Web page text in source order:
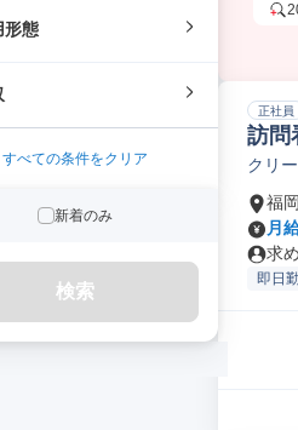
形態
すべての条件をクリア
新着のみ
検索
正社員
訪問
クリ
福
月
求
即日